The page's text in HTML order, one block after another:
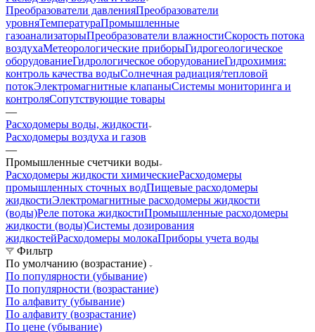
Преобразователи давленияПреобразователи
уровняТемператураПромышленные
газоанализаторыПреобразователи влажностиСкорость потока
воздухаМетеорологические приборыГидрогеологическое
оборудованиеГидрологическое оборудованиеГидрохимия:
контроль качества водыСолнечная радиация/тепловой
потокЭлектромагнитные клапаныСистемы мониторинга и
контроляСопутствующие товары
—
Расходомеры воды, жидкости
Расходомеры воздуха и газов
—
Промышленные счетчики воды
Расходомеры жидкости химическиеРасходомеры
промышленных сточных водПищевые расходомеры
жидкостиЭлектромагнитные расходомеры жидкости
(воды)Реле потока жидкостиПромышленные расходомеры
жидкости (воды)Системы дозирования
жидкостейРасходомеры молокаПриборы учета воды
Фильтр
По умолчанию (возрастание)
По популярности (убывание)
По популярности (возрастание)
По алфавиту (убывание)
По алфавиту (возрастание)
По цене (убывание)